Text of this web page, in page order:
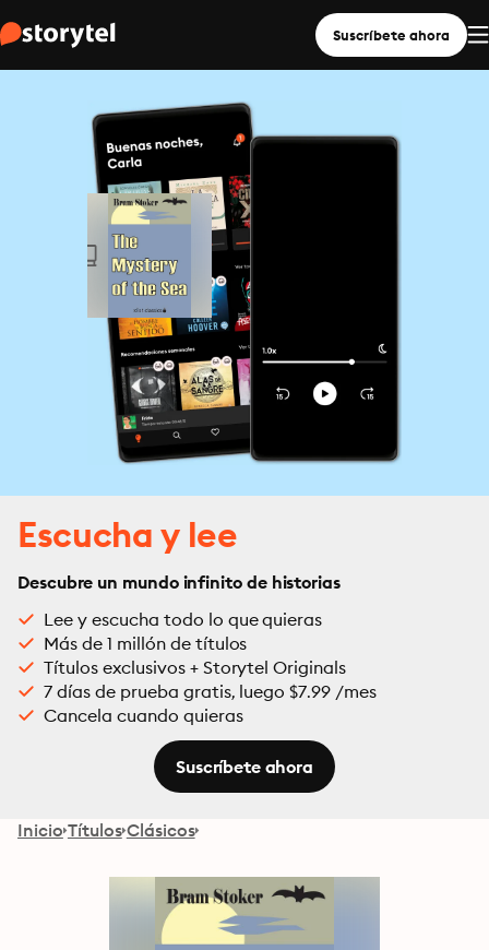
Suscríbete ahora
Escucha y lee
Descubre un mundo infinito de historias
Lee y escucha todo lo que quieras
Más de 1 millón de títulos
Títulos exclusivos + Storytel Originals
7 días de prueba gratis, luego $7.99 /mes
Cancela cuando quieras
Suscríbete ahora
Inicio Títulos Clásicos